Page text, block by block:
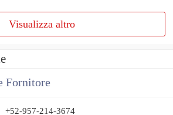
Visualizza altro
Fornitore
+52-957-214-3674